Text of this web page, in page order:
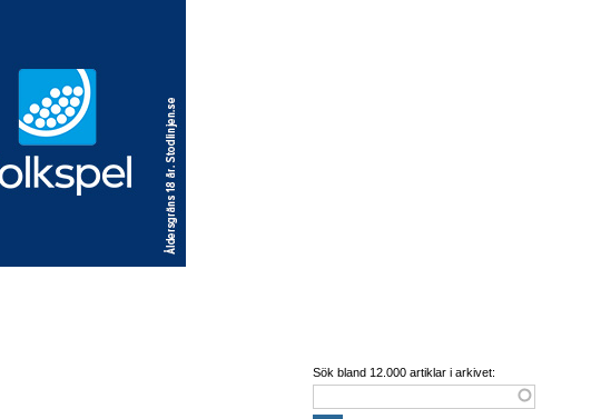
Sök bland 12.000 artiklar i arkivet: